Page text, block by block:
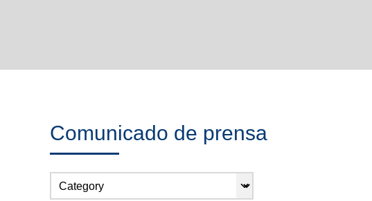
Comunicado de prensa